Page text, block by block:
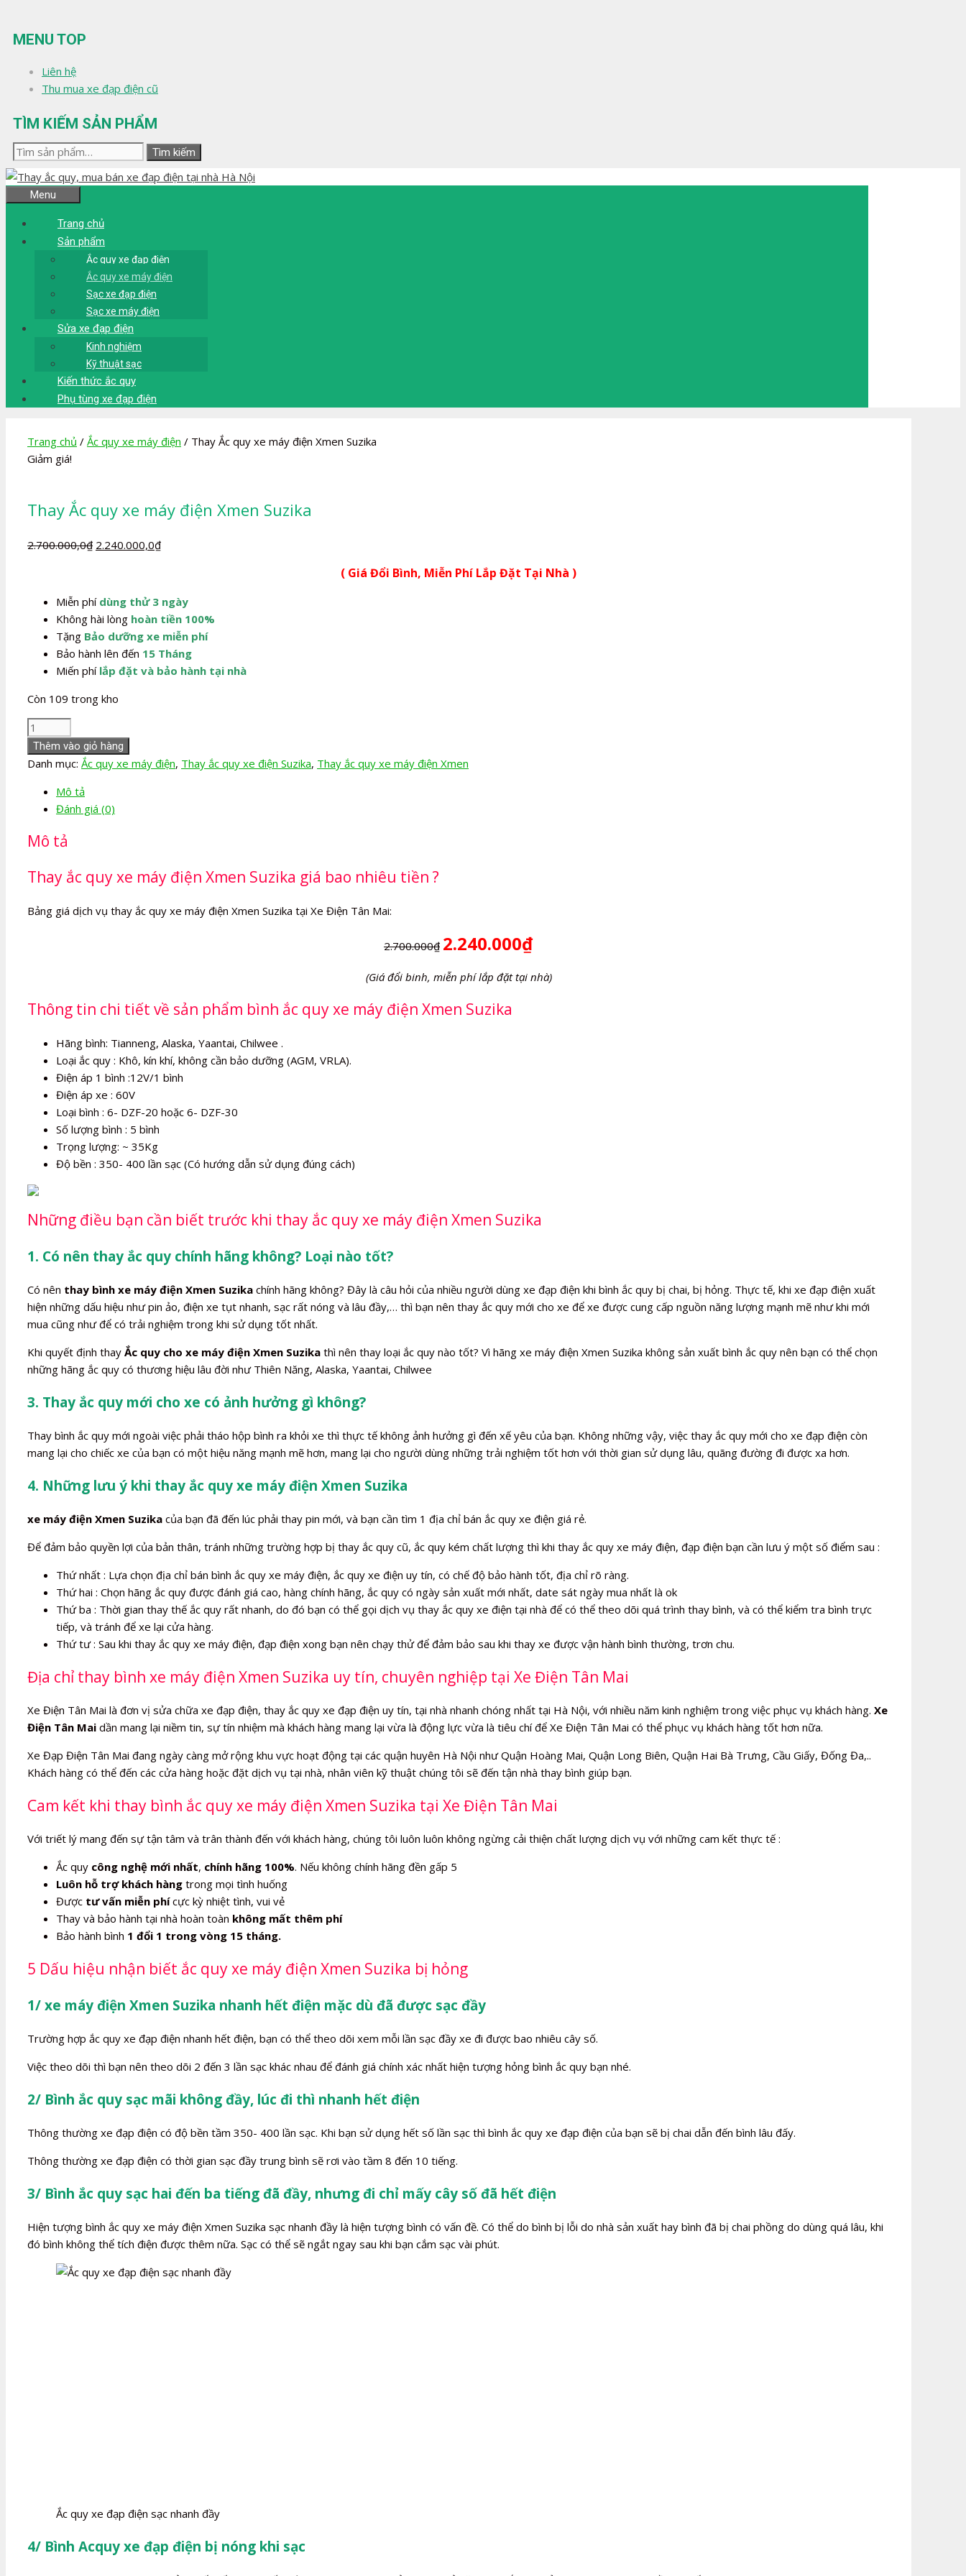
đến
nội
MENU TOP
Liên hệ
Thu mua xe đạp điện cũ
TÌM KIẾM SẢN PHẨM
Tìm
kiếm:
Tìm kiếm
Menu
Trang chủ
Sản phẩm
Ắc quy xe đạp điện
Ắc quy xe máy điện
Sạc xe đạp điện
Sạc xe máy điện
Sửa xe đạp điện
Kinh nghiệm
Kỹ thuật sạc
Kiến thức ắc quy
Phụ tùng xe đạp điện
Trang chủ / Ắc quy xe máy điện / Thay Ắc quy xe máy điện Xmen Suzika
Giảm giá!
Thay Ắc quy xe máy điện Xmen Suzika
2.700.000,0₫ Giá
2.700.000,0₫.
2.240.000,0₫Giá
2.240.000,0₫.
( Giá Đổi Bình, Miễn Phí Lắp Đặt Tại Nhà )
Miễn phí dùng thử 3 ngày
Không hài lòng hoàn tiền 100%
Tặng Bảo dưỡng xe miễn phí
Bảo hành lên đến 15 Tháng
Miến phí lắp đặt và bảo hành tại nhà
Còn 109 trong kho
Thay
Ắc
quy
máy
điện
Suzika
lượng
Thêm vào giỏ hàng
Danh mục: Ắc quy xe máy điện, Thay ắc quy xe điện Suzika, Thay ắc quy xe máy điện Xmen
Mô tả
Đánh giá (0)
Mô tả
Thay ắc quy xe máy điện Xmen Suzika giá bao nhiêu tiền ?
Bảng giá dịch vụ thay ắc quy xe máy điện Xmen Suzika tại Xe Điện Tân Mai:
2.700.000₫ 2.240.000₫
(Giá đổi binh, miễn phí lắp đặt tại nhà)
Thông tin chi tiết về sản phẩm bình ắc quy xe máy điện Xmen Suzika
Hãng bình: Tianneng, Alaska, Yaantai, Chilwee .
Loại ắc quy : Khô, kín khí, không cần bảo dưỡng (AGM, VRLA).
Điện áp 1 bình :12V/1 bình
Điện áp xe : 60V
Loại bình : 6- DZF-20 hoặc 6- DZF-30
Số lượng bình : 5 bình
Trọng lượng: ~ 35Kg
Độ bền : 350- 400 lần sạc (Có hướng dẫn sử dụng đúng cách)
Những điều bạn cần biết trước khi thay ắc quy xe máy điện Xmen Suzika
1. Có nên thay ắc quy chính hãng không? Loại nào tốt?
Có nên thay bình xe máy điện Xmen Suzika chính hãng không? Đây là câu hỏi của nhiều người dùng xe đạp điện khi bình ắc quy bị chai, bị hỏng. Thực tế, khi xe đạp điện xuất
hiện những dấu hiệu như pin ảo, điện xe tụt nhanh, sạc rất nóng và lâu đầy,… thì bạn nên thay ắc quy mới cho xe để xe được cung cấp nguồn năng lượng mạnh mẽ như khi mới
mua cũng như để có trải nghiệm trong khi sử dụng tốt nhất.
Khi quyết định thay Ắc quy cho xe máy điện Xmen Suzika thì nên thay loại ắc quy nào tốt? Vì hãng xe máy điện Xmen Suzika không sản xuất bình ắc quy nên bạn có thể chọn
những hãng ắc quy có thương hiệu lâu đời như Thiên Năng, Alaska, Yaantai, Chilwee
3. Thay ắc quy mới cho xe có ảnh hưởng gì không?
Thay bình ắc quy mới ngoài việc phải tháo hộp bình ra khỏi xe thì thực tế không ảnh hưởng gì đến xế yêu của bạn. Không những vậy, việc thay ắc quy mới cho xe đạp điện còn
mang lại cho chiếc xe của bạn có một hiệu năng mạnh mẽ hơn, mang lại cho người dùng những trải nghiệm tốt hơn với thời gian sử dụng lâu, quãng đường đi được xa hơn.
4. Những lưu ý khi thay ắc quy xe máy điện Xmen Suzika
xe máy điện Xmen Suzika của bạn đã đến lúc phải thay pin mới, và bạn cần tìm 1 địa chỉ bán ắc quy xe điện giá rẻ.
Để đảm bảo quyền lợi của bản thân, tránh những trường hợp bị thay ắc quy cũ, ắc quy kém chất lượng thì khi thay ắc quy xe máy điện, đạp điện bạn cần lưu ý một số điểm sau :
Thứ nhất : Lựa chọn địa chỉ bán bình ắc quy xe máy điện, ắc quy xe điện uy tín, có chế độ bảo hành tốt, địa chỉ rõ ràng.
Thứ hai : Chọn hãng ắc quy được đánh giá cao, hàng chính hãng, ắc quy có ngày sản xuất mới nhất, date sát ngày mua nhất là ok
Thứ ba : Thời gian thay thế ắc quy rất nhanh, do đó bạn có thể gọi dịch vụ thay ắc quy xe điện tại nhà để có thể theo dõi quá trình thay bình, và có thể kiểm tra bình trực
tiếp, và tránh để xe lại cửa hàng.
Thứ tư : Sau khi thay ắc quy xe máy điện, đạp điện xong bạn nên chạy thử để đảm bảo sau khi thay xe được vận hành bình thường, trơn chu.
Địa chỉ thay bình xe máy điện Xmen Suzika uy tín, chuyên nghiệp tại Xe Điện Tân Mai
Xe Điện Tân Mai là đơn vị sửa chữa xe đạp điện, thay ắc quy xe đạp điện uy tín, tại nhà nhanh chóng nhất tại Hà Nội, với nhiều năm kinh nghiệm trong việc phục vụ khách hàng. Xe
Điện Tân Mai dần mang lại niềm tin, sự tín nhiệm mà khách hàng mang lại vừa là động lực vừa là tiêu chí để Xe Điện Tân Mai có thể phục vụ khách hàng tốt hơn nữa.
Xe Đạp Điện Tân Mai đang ngày càng mở rộng khu vực hoạt động tại các quận huyên Hà Nội như Quận Hoàng Mai, Quận Long Biên, Quận Hai Bà Trưng, Cầu Giấy, Đống Đa,..
Khách hàng có thể đến các cửa hàng hoặc đặt dịch vụ tại nhà, nhân viên kỹ thuật chúng tôi sẽ đến tận nhà thay bình giúp bạn.
Cam kết khi thay bình ắc quy xe máy điện Xmen Suzika tại Xe Điện Tân Mai
Với triết lý mang đến sự tận tâm và trân thành đến với khách hàng, chúng tôi luôn luôn không ngừng cải thiện chất lượng dịch vụ với những cam kết thực tế :
Ắc quy công nghệ mới nhất, chính hãng 100%. Nếu không chính hãng đền gấp 5
Luôn hỗ trợ khách hàng trong mọi tình huống
Được tư vấn miễn phícực kỳ nhiệt tình, vui vẻ
Thay và bảo hành tại nhà hoàn toàn không mất thêm phí
Bảo hành bình 1 đổi 1 trong vòng 15 tháng.
5 Dấu hiệu nhận biết ắc quy xe máy điện Xmen Suzika bị hỏng
1/ xe máy điện Xmen Suzika nhanh hết điện mặc dù đã được sạc đầy
Trường hợp ắc quy xe đạp điện nhanh hết điện, bạn có thể theo dõi xem mỗi lần sạc đầy xe đi được bao nhiêu cây số.
Việc theo dõi thì bạn nên theo dõi 2 đến 3 lần sạc khác nhau để đánh giá chính xác nhất hiện tượng hỏng bình ắc quy bạn nhé.
2/ Bình ắc quy sạc mãi không đầy, lúc đi thì nhanh hết điện
Thông thường xe đạp điện có độ bền tầm 350- 400 lần sạc. Khi bạn sử dụng hết số lần sạc thì bình ắc quy xe đạp điện của bạn sẽ bị chai dẫn đến bình lâu đấy.
Thông thường xe đạp điện có thời gian sạc đầy trung bình sẽ rơi vào tầm 8 đến 10 tiếng.
3/ Bình ắc quy sạc hai đến ba tiếng đã đầy, nhưng đi chỉ mấy cây số đã hết điện
Hiện tượng bình ắc quy xe máy điện Xmen Suzika sạc nhanh đầy là hiện tượng bình có vấn đề. Có thể do bình bị lỗi do nhà sản xuất hay bình đã bị chai phồng do dùng quá lâu, khi
đó bình không thể tích điện được thêm nữa. Sạc có thể sẽ ngắt ngay sau khi bạn cắm sạc vài phút.
Ắc quy xe đạp điện sạc nhanh đầy
4/ Bình Acquy xe đạp điện bị nóng khi sạc